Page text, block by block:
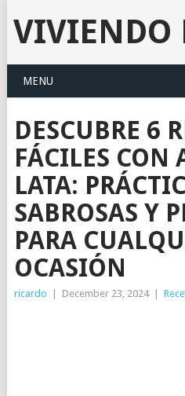
VIVIENDO
MENU
DESCUBRE 6
FÁCILES CON
LATA:
SABROSAS Y
PARA
OCASIÓN
ricardo December 23, 2024